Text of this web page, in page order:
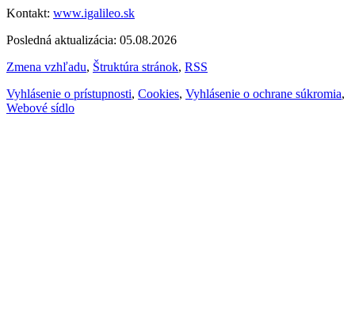
Kontakt: www.igalileo.sk
Posledná aktualizácia: 05.08.2026
Zmena vzhľadu, Štruktúra stránok, RSS
Vyhlásenie o prístupnosti, Cookies, Vyhlásenie o ochrane súkromia,
Webové sídlo